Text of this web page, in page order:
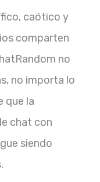
caótico y
comparten
no
no importa lo
que la
chat con
siendo